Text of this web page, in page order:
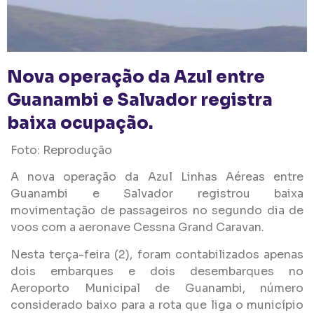
Nova operação da Azul entre
Guanambi e Salvador registra
baixa ocupação.
Foto: Reprodução
A nova operação da Azul Linhas Aéreas entre
Guanambi e Salvador registrou baixa
movimentação de passageiros no segundo dia de
voos com a aeronave Cessna Grand Caravan.
Nesta terça-feira (2), foram contabilizados apenas
dois embarques e dois desembarques no
Aeroporto Municipal de Guanambi, número
considerado baixo para a rota que liga o município